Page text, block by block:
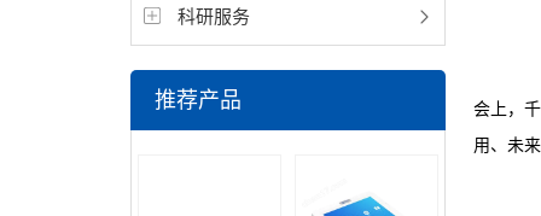
科研服务
推荐产品
会上，
用、未